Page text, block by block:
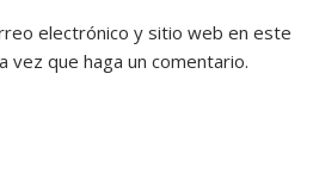
electrónico y sitio web en este
vez que haga un comentario.